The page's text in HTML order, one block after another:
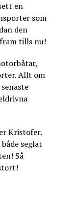
en
som
den
tills nu!
Allt om
Kristofer.
seglat
Så